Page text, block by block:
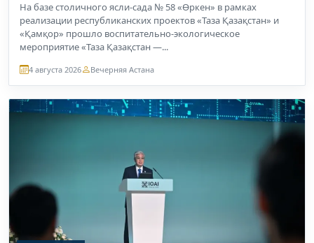
На базе столичного ясли-сада № 58 «Өркен» в рамках
реализации республиканских проектов «Таза Қазақстан» и
«Қамқор» прошло воспитательно-экологическое
мероприятие «Таза Қазақстан —...
4 августа 2026 Вечерняя Астана